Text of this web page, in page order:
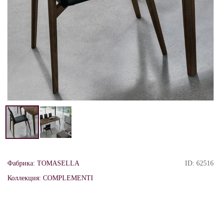
Фабрика: TOMASELLA
Коллекция: COMPLEMENTI
ID: 62516